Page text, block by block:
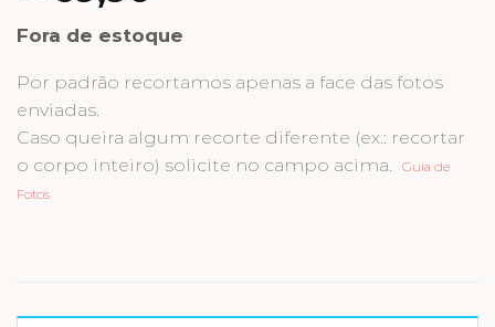
Fora de estoque
Por padrão recortamos apenas a face das fotos
enviadas.
Caso queira algum recorte diferente (ex.: recortar
o corpo inteiro) solicite no campo acima.
Guia de
Fotos